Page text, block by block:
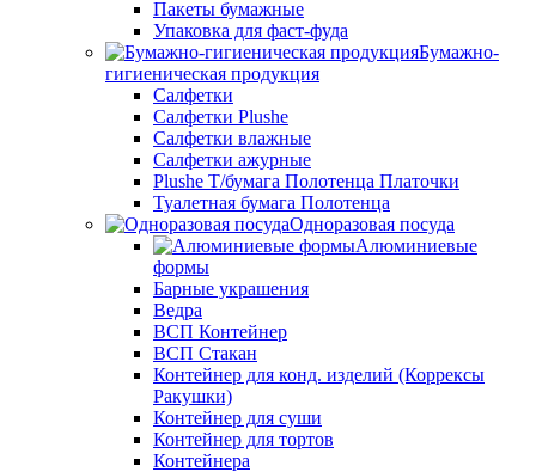
Пакеты бумажные
Упаковка для фаст-фуда
Бумажно-
гигиеническая продукция
Салфетки
Салфетки Plushe
Салфетки влажные
Салфетки ажурные
Plushe Т/бумага Полотенца Платочки
Туалетная бумага Полотенца
Одноразовая посуда
Алюминиевые
формы
Барные украшения
Ведра
ВСП Контейнер
ВСП Стакан
Контейнер для конд. изделий (Коррексы
Ракушки)
Контейнер для суши
Контейнер для тортов
Контейнера